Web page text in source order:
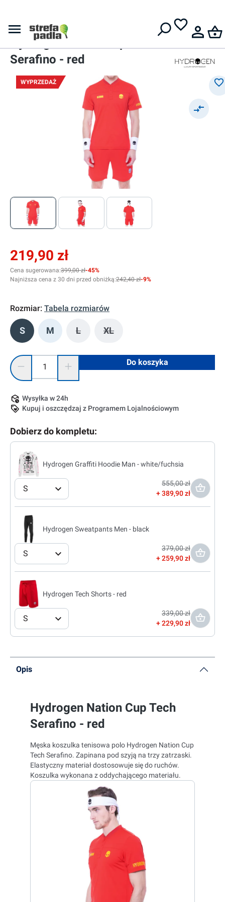
Męskie polo
Hydrogen Nation Cup Tech
Serafino - red
WYPRZEDAŻ
219,90 zł
Cena sugerowana:399,00 zł-45%
Najniższa cena z 30 dni przed obniżką:242,40 zł-9%
Rozmiar: Tabela rozmiarów
S M L(Ta opcja jest obecnie niedostępna.)
XL(Ta opcja jest obecnie
Ilość produktu: Wprowadź żądaną ilość lub użyj
Do koszyka
Wysyłka w 24h
Kupuj i oszczędzaj z Programem Lojalnościowym
Dobierz do kompletu:
Hydrogen Graffiti Hoodie Man - white/fuchsia
S
555,00 zł
389,90 zł
Hydrogen Sweatpants Men - black
S
379,00 zł
259,90 zł
Hydrogen Tech Shorts - red
S
339,00 zł
229,90 zł
Opis
Hydrogen Nation Cup Tech
Serafino - red
Męska koszulka tenisowa polo Hydrogen Nation Cup
Tech Serafino. Zapinana pod szyją na trzy zatrzaski.
Elastyczny materiał dostosowuje się do ruchów.
Koszulka wykonana z oddychającego materiału.